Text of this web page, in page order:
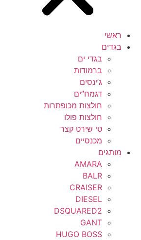
ראשי
בגדים
בגדי ים
ברמודות
ג’ינסים
דגמח”ים
חולצות מכופתרות
חולצות פולו
טי שירט קצר
מכנסיים
מותגים
AMARA
BALR
CRAISER
DIESEL
DSQUARED2
GANT
HUGO BOSS